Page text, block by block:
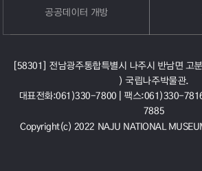
공공데이터 개방
[58301] 전남광주통합특별시 나주시 반남면 고
) 국립나주박물관.
대표전화:061)330-7800 | 팩스:061)330-
7885
Copyright(c) 2022 NAJU NATIONAL